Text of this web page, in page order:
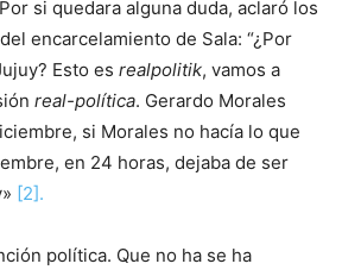
si quedara alguna duda, aclaró los
encarcelamiento de Sala: “¿Por
Esto es realpolitik, vamos a
real-política. Gerardo Morales
si Morales no hacía lo que
en 24 horas, dejaba de ser
[2].
política. Que no ha se ha